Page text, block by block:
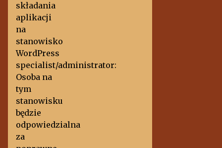
składania
aplikacji
na
stanowisko
WordPress
specialist/administrator:
Osoba na
tym
stanowisku
będzie
odpowiedzialna
za